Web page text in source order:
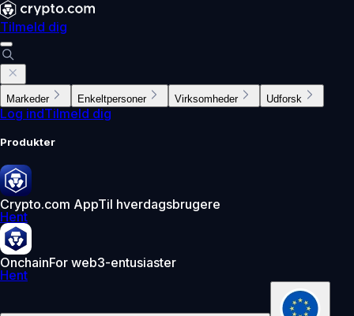
Tilmeld dig
Markeder Enkeltpersoner Virksomheder Udforsk
Log indTilmeld dig
Produkter
Crypto.com AppTil hverdagsbrugere
Hent
OnchainFor web3-entusiaster
Hent